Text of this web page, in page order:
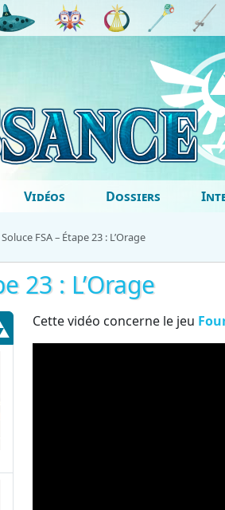
Vidéos Dossiers
Soluce FSA – Étape 23 : L’Orage
23 : L’Orage
Cette vidéo concerne le jeu